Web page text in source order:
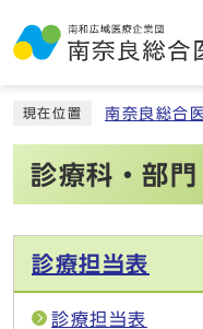
現在位置 南奈良総合
診療科・部門
診療担当表
診療担当表